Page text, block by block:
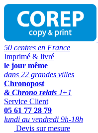
50 centres en France
Imprimé & livré
le jour même
dans 22 grandes villes
Chronopost
& Chrono relais J+1
Service Client
05 61 77 28 79
lundi au vendredi 9h-18h
Devis sur mesure